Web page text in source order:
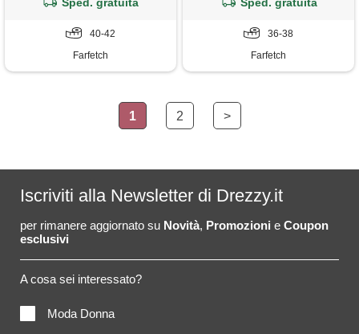
40-42
Farfetch
36-38
Farfetch
1 2 >
Iscriviti alla Newsletter di Drezzy.it
per rimanere aggiornato su Novità, Promozioni e Coupon
esclusivi
A cosa sei interessato?
Moda Donna